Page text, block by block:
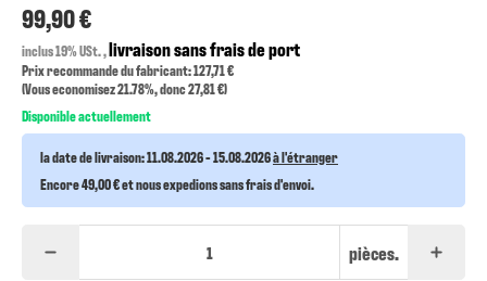
99,90 €
inclus 19% USt. ,livraison sans frais de port
Prix recommande du fabricant: 127,71 €
(Vous economisez21.78%, donc27,81 €)
Disponible actuellement
la date de livraison:11.08.2026 - 15.08.2026à l'étranger
Encore 49,00 € et nous expedions sans frais d'envoi.
pièces.